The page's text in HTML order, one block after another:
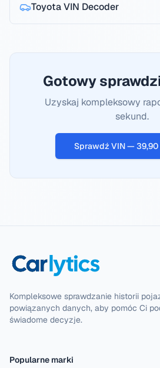
ToyotaVIN Decoder
Gotowy
Uzyskaj kompleksowy
sekund.
Sprawdź VIN — 39,90
Kompleksowe sprawdzanie historii
powiązanych danych, aby pomóc Ci
świadome decyzje.
Popularne marki